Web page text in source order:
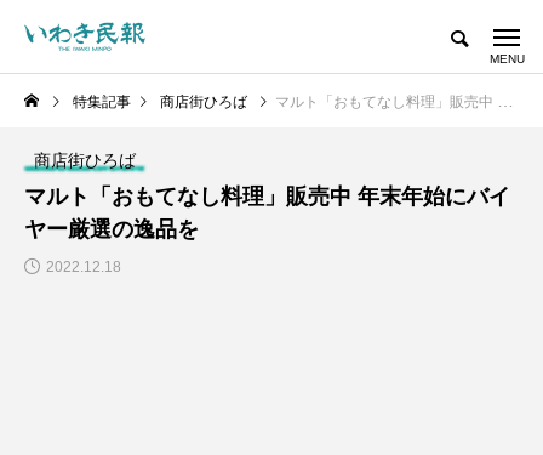
特集記事 商店街ひろば マルト「おもてなし料理」販売中 年末年始にバイヤー厳選の逸品を
商店街ひろば
マルト「おもてなし料理」販売中 年末年始にバイ
ヤー厳選の逸品を
2022.12.18